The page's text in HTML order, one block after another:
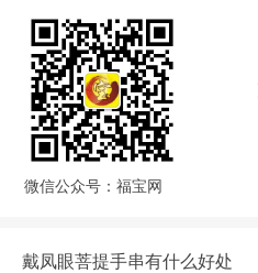
微信公众号：福宝网
戴凤眼菩提手串有什么好处